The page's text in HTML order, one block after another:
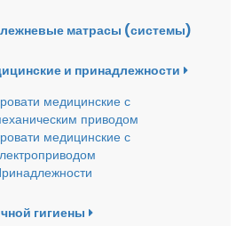
матрасы (системы)
и принадлежности
медицинские с
приводом
медицинские с
гигиены